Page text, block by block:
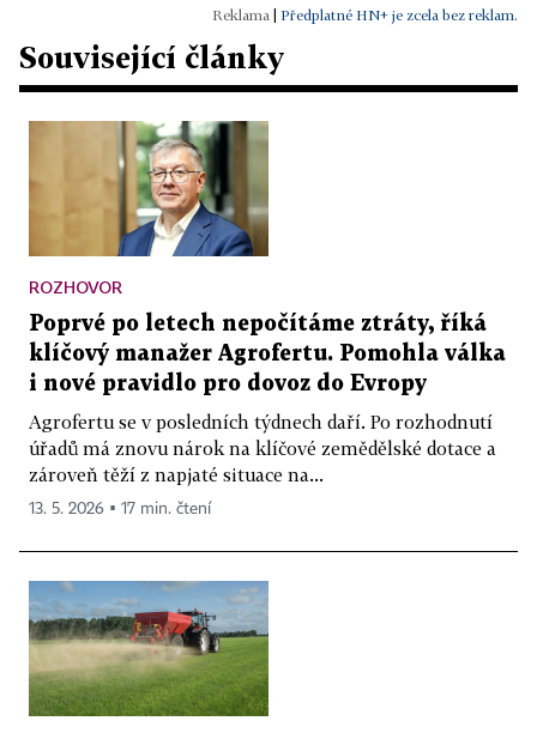
Předplatné HN+ je zcela bez reklam.
Související články
ROZHOVOR
Poprvé po letech nepočítáme ztráty, říká
klíčový manažer Agrofertu. Pomohla válka
i nové pravidlo pro dovoz do Evropy
Agrofertu se v posledních týdnech daří. Po rozhodnutí
úřadů má znovu nárok na klíčové zemědělské dotace a
zároveň těží z napjaté situace na...
13. 5. 2026 ▪ 17 min. čtení